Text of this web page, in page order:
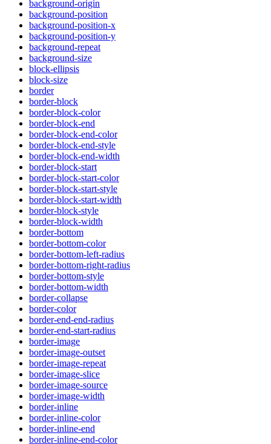
background-origin
background-position
background-position-x
background-position-y
background-repeat
background-size
block-ellipsis
block-size
border
border-block
border-block-color
border-block-end
border-block-end-color
border-block-end-style
border-block-end-width
border-block-start
border-block-start-color
border-block-start-style
border-block-start-width
border-block-style
border-block-width
border-bottom
border-bottom-color
border-bottom-left-radius
border-bottom-right-radius
border-bottom-style
border-bottom-width
border-collapse
border-color
border-end-end-radius
border-end-start-radius
border-image
border-image-outset
border-image-repeat
border-image-slice
border-image-source
border-image-width
border-inline
border-inline-color
border-inline-end
border-inline-end-color